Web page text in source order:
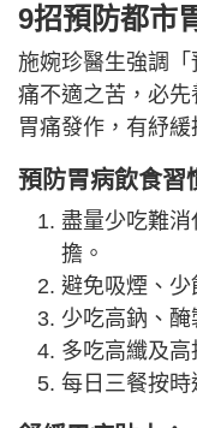
9招預防都市
施婉珍醫生強調
痛不適之苦，必
胃痛發作，有紓
預防胃病飲食習
盡量少吃難消
擔。
避免吸煙、少
少吃高鈉、醃
多吃高纖及高
每日三餐按時